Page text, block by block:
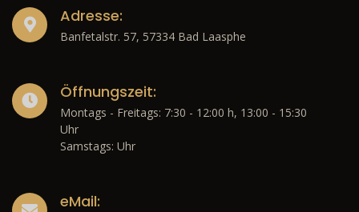
Adresse:
Banfetalstr. 57, 57334 Bad Laasphe
Öffnungszeit:
Montags - Freitags: 7:30 - 12:00 h, 13:00 - 15:30
Uhr
Samstags: Uhr
eMail: